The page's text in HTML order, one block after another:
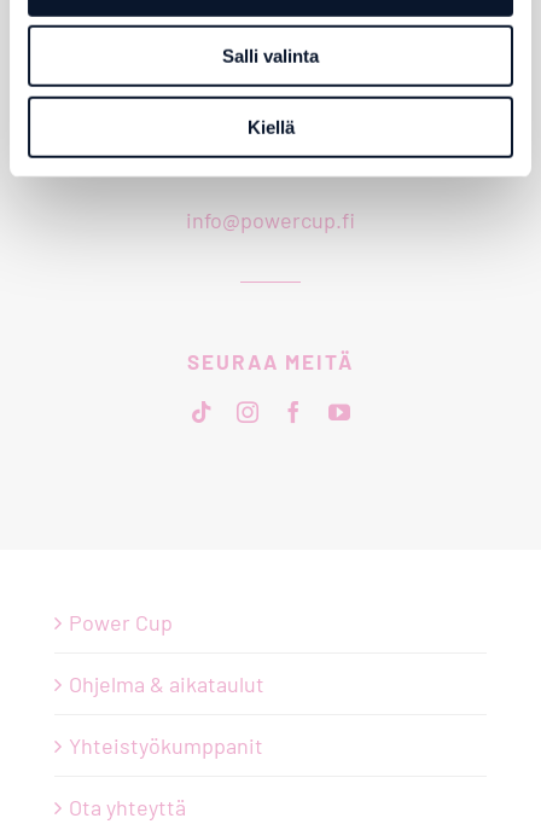
Salli valinta
Kiellä
info@powercup.fi
SEURAA MEITÄ
Power Cup
Ohjelma & aikataulut
Yhteistyökumppanit
Ota yhteyttä